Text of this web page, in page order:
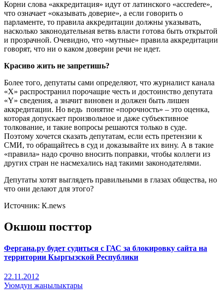
Корни слова «аккредитация» идут от латинского «accredere»,
что означает «оказывать доверие», а если говорить о
парламенте, то правила аккредитации должны указывать,
насколько законодательная ветвь власти готова быть открытой
и прозрачной. Очевидно, что «мутные» правила аккредитации
говорят, что ни о каком доверии речи не идет.
Красиво жить не запретишь?
Более того, депутаты сами определяют, что журналист канала
«Х» распространил порочащие честь и достоинство депутата
«Y» сведения, а значит виновен и должен быть лишен
аккредитации. Но ведь понятие «порочность» – это оценка,
которая допускает произвольное и даже субъективное
толкование, и такие вопросы решаются только в суде.
Поэтому хочется сказать депутатам, если есть претензии к
СМИ, то обращайтесь в суд и доказывайте их вину. А в такие
«правила» надо срочно вносить поправки, чтобы коллеги из
других стран не насмехались над такими законодателями.
Депутаты хотят выглядеть правильными в глазах общества, но
что они делают для этого?
Источник: К.news
Окшош посттор
Фергана.ру будет судиться с ГАС за блокировку сайта на
территории Кыргызской Республики
22.11.2012
Уюмдун жаңылыктары